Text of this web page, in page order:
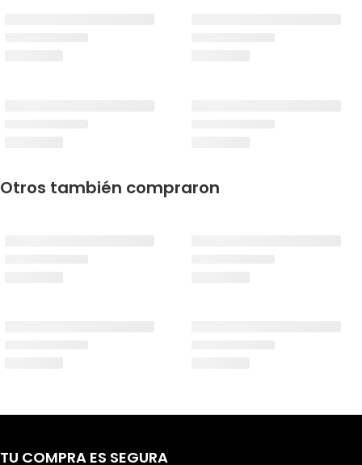
Otros también compraron
TU COMPRA ES SEGURA